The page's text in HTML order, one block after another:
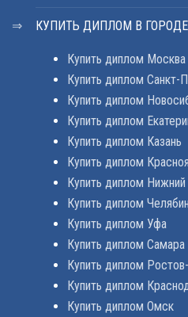
КУПИТЬ ДИПЛОМ В
Купить диплом Москва
Купить диплом Санкт-
Купить диплом
Купить диплом
Купить диплом Казань
Купить диплом
Купить диплом
Купить диплом
Купить диплом Уфа
Купить диплом Самара
Купить диплом
Купить диплом
Купить диплом Омск